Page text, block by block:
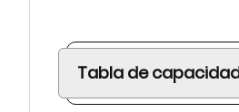
Tabla de